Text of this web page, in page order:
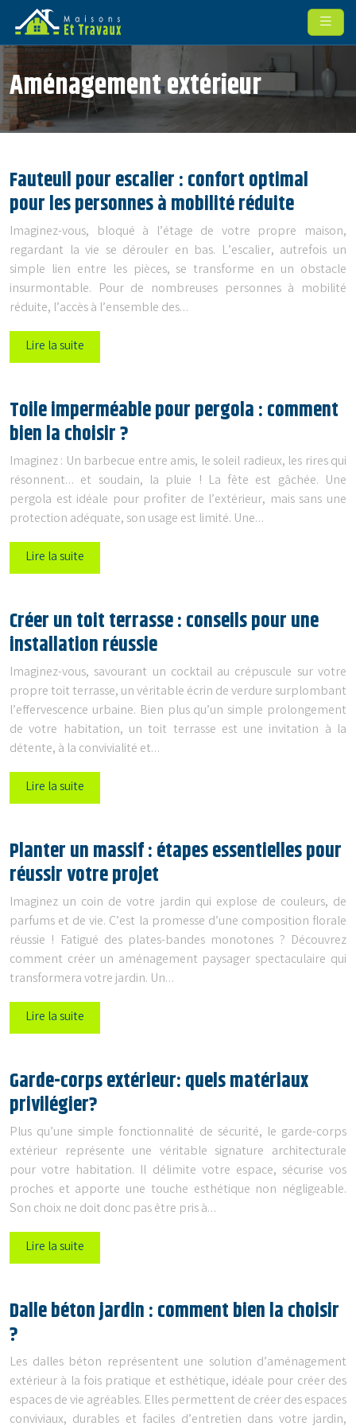
Aménagement extérieur
Fauteuil pour escalier : confort optimal
pour les personnes à mobilité réduite
Imaginez-vous, bloqué à l’étage de votre propre maison,
regardant la vie se dérouler en bas. L’escalier, autrefois un
simple lien entre les pièces, se transforme en un obstacle
insurmontable. Pour de nombreuses personnes à mobilité
réduite, l’accès à l’ensemble des…
Lire la suite
Toile imperméable pour pergola : comment
bien la choisir ?
Imaginez : Un barbecue entre amis, le soleil radieux, les rires qui
résonnent… et soudain, la pluie ! La fête est gâchée. Une
pergola est idéale pour profiter de l’extérieur, mais sans une
protection adéquate, son usage est limité. Une…
Lire la suite
Créer un toit terrasse : conseils pour une
installation réussie
Imaginez-vous, savourant un cocktail au crépuscule sur votre
propre toit terrasse, un véritable écrin de verdure surplombant
l’effervescence urbaine. Bien plus qu’un simple prolongement
de votre habitation, un toit terrasse est une invitation à la
détente, à la convivialité et…
Lire la suite
Planter un massif : étapes essentielles pour
réussir votre projet
Imaginez un coin de votre jardin qui explose de couleurs, de
parfums et de vie. C’est la promesse d’une composition florale
réussie ! Fatigué des plates-bandes monotones ? Découvrez
comment créer un aménagement paysager spectaculaire qui
transformera votre jardin. Un…
Lire la suite
Garde-corps extérieur: quels matériaux
privilégier?
Plus qu’une simple fonctionnalité de sécurité, le garde-corps
extérieur représente une véritable signature architecturale
pour votre habitation. Il délimite votre espace, sécurise vos
proches et apporte une touche esthétique non négligeable.
Son choix ne doit donc pas être pris à…
Lire la suite
Dalle béton jardin : comment bien la choisir
?
Les dalles béton représentent une solution d’aménagement
extérieur à la fois pratique et esthétique, idéale pour créer des
espaces de vie agréables. Elles permettent de créer des espaces
conviviaux, durables et faciles d’entretien dans votre jardin,